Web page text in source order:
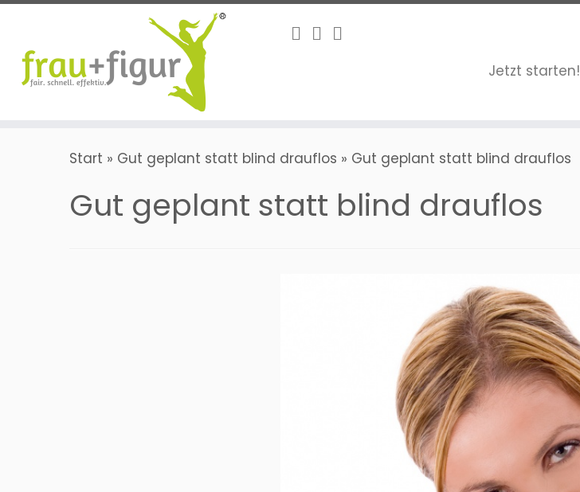
Zum
springen
Jetzt starten!
Start » Gut geplant statt blind drauflos » Gut geplant statt blind drauflos
Gut geplant statt blind drauflos